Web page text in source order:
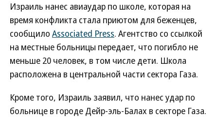
Израиль нанес авиаудар по школе, которая на
время конфликта стала приютом для беженцев,
сообщило Associated Press. Агентство со ссылкой
на местные больницы передает, что погибло не
меньше 20 человек, в том числе дети. Школа
расположена в центральной части сектора Газа.
Кроме того, Израиль заявил, что нанес удар по
больнице в городе Дейр-эль-Балах в секторе Газа.